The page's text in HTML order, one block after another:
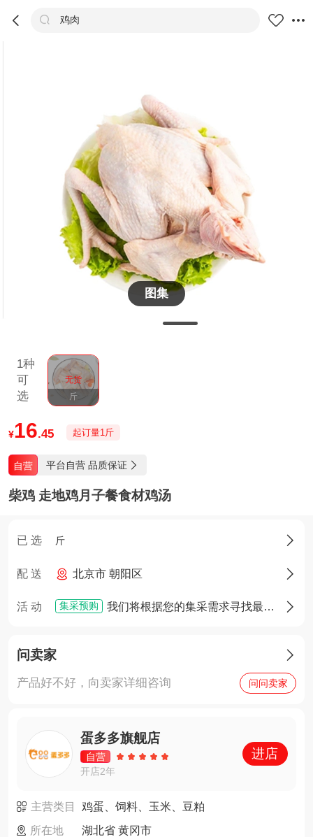
  鸡肉 
图集
1种
可
选
斤
¥16.45 起订量1斤
自营 平台自营 品质保证 
柴鸡 走地鸡月子餐食材鸡汤
已 选 斤 
配 送 北京市 朝阳区 
活 动 集采预购 我们将根据您的集采需求寻找最佳货源，确定货源后您将享有优先采购权 
问卖家 
产品好不好，向卖家详细咨询 问问卖家
蛋多多旗舰店
自营
开店2年
进店
主营类目
鸡蛋、饲料、玉米、豆粕
所在地
湖北省 黄冈市